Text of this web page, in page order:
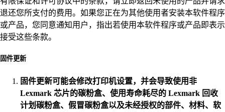
退还您所支付的费用。如果您正在为其他使用者安装本软件程序
或产品，您同意通知用户，指出若使用本软件程序或产品即表示
接受这些条款。
固件更新
固件更新可能会修改打印机设置，并会导致使用非
Lexmark 芯片的碳粉盒、使用寿命耗尽的 Lexmark 回收
计划碳粉盒、假冒碳粉盒以及未经授权的部件、材料、软